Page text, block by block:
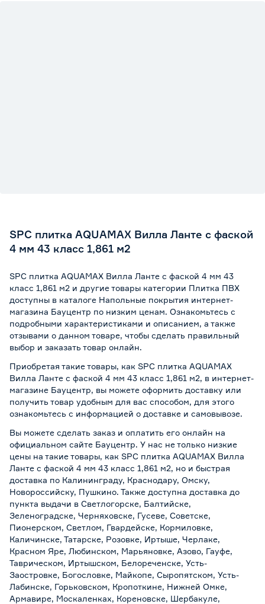
SPC плитка AQUAMAX Вилла Ланте с фаской
4 мм 43 класс 1,861 м2
SPC плитка AQUAMAX Вилла Ланте с фаской 4 мм 43
класс 1,861 м2 и другие товары категории Плитка ПВХ
доступны в каталоге Напольные покрытия интернет-
магазина Бауцентр по низким ценам. Ознакомьтесь с
подробными характеристиками и описанием, а также
отзывами о данном товаре, чтобы сделать правильный
выбор и заказать товар онлайн.
Приобретая такие товары, как SPC плитка AQUAMAX
Вилла Ланте с фаской 4 мм 43 класс 1,861 м2, в интернет-
магазине Бауцентр, вы можете оформить доставку или
получить товар удобным для вас способом, для этого
ознакомьтесь с информацией о доставке и самовывозе.
Вы можете сделать заказ и оплатить его онлайн на
официальном сайте Бауцентр. У нас не только низкие
цены на такие товары, как SPC плитка AQUAMAX Вилла
Ланте с фаской 4 мм 43 класс 1,861 м2, но и быстрая
доставка по Калининграду, Краснодару, Омску,
Новороссийску, Пушкино. Также доступна доставка до
пункта выдачи в Светлогорске, Балтийске,
Зеленоградске, Черняховске, Гусеве, Советске,
Пионерском, Светлом, Гвардейске, Кормиловке,
Каличинске, Татарске, Розовке, Иртыше, Черлаке,
Красном Яре, Любинском, Марьяновке, Азово, Гауфе,
Таврическом, Иртышском, Белореченске, Усть-
Заостровке, Богословке, Майкопе, Сыропятском, Усть-
Лабинске, Горьковском, Кропоткине, Нижней Омке,
Армавире, Москаленках, Кореновске, Шербакуле,